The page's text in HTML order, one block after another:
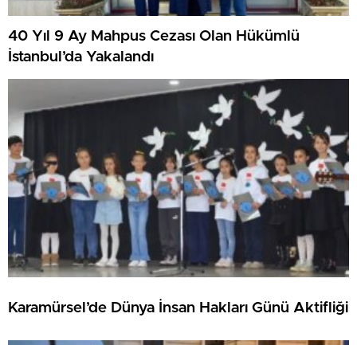
40 Yıl 9 Ay Mahpus Cezası Olan Hükümlü
İstanbul’da Yakalandı
Karamürsel’de Dünya İnsan Hakları Günü Aktifliği